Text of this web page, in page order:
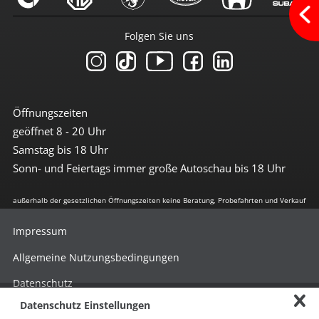
Bremsassistent
el. Stabilitätsprogramm
Freisprechanlage
Geschwindigkeit-Begrenzungsanlage
LED-Scheinwerfer
LED-Scheinwerfer (Voll-LED)
LED-Tagfahrlicht
Leuchtweiten-Regulierung
Lichtsensor
Notrufassistent
Spurhalte-Assistent
Traktionskontrolle
geregelter Katalysator
Öffnungszeiten
geöffnet 8 - 20 Uhr
Samstag bis 18 Uhr
Sonn- und Feiertags immer große Autoschau bis 18 Uhr
Folgen Sie uns
außerhalb der gesetzlichen Öffnungszeiten keine Beratung, Probefahrten und Verkauf
Impressum
Allgemeine Nutzungsbedingungen
Datenschutz
Hinweisgebersystem nach HinSchG
Datenschutz Einstellungen